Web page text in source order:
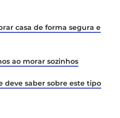
casa de forma segura e
ao morar sozinhos
deve saber sobre este tipo